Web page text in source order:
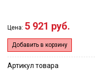
Цена: 5 921 руб.
Добавить в корзину
Артикул товара